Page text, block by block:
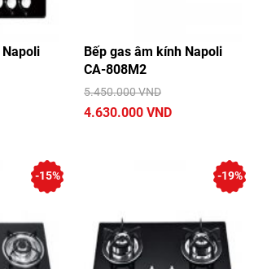
Napoli
Bếp gas âm kính Napoli
CA-808M2
5.450.000 VND
4.630.000 VND
-15% -19%